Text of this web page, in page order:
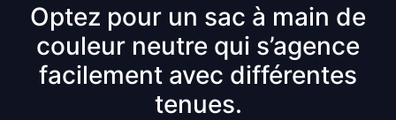
Optez pour un sac à main de
couleur neutre qui s’agence
facilement avec différentes
tenues.